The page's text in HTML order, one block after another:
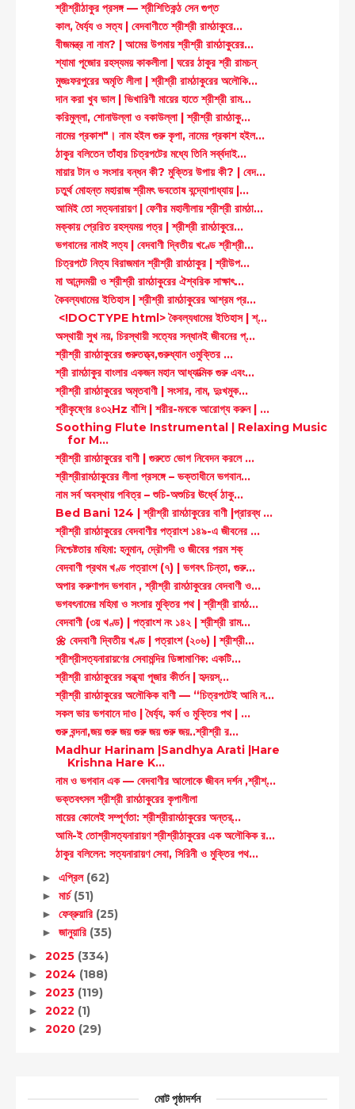
শ্রীশ্রীঠাকুর প্রসঙ্গ — শ্রীশিতিকন্ঠ সেন গুপ্ত
কাল, ধৈর্য্য ও সত্য | বেদবাণীতে শ্রীশ্রী রামঠাকুরে...
বীজমন্ত্র না নাম? | আমের উপমায় শ্রীশ্রী রামঠাকুরের...
শ্যামা পূজোর রহস্যময় কাকলীলা | ঘরের ঠাকুর শ্রী রামচন্
মুজঃফরপুরের অমৃতি লীলা | শ্রীশ্রী রামঠাকুরের অলৌকি...
দান করা খুব ভাল | ভিখারিণী মায়ের হাতে শ্রীশ্রী রাম...
করিমুল্লা, শোনাউল্লা ও বকাউল্লা | শ্রীশ্রী রামঠাকু...
নামের প্রকাশ"। নাম হইল গুরু কৃপা, নামের প্রকাশ হইল...
ঠাকুর বলিতেন তাঁহার চিত্রপটের মধ্যে তিনি সর্ব্বদাই...
মায়ার টান ও সংসার বন্ধন কী? মুক্তির উপায় কী? | বেদ...
চতুর্থ মোহন্ত মহারাজ শ্রীমৎ ভবতোষ বন্দ্যোপাধ্যায় |...
আমিই তো সত্যনারায়ণ | ফেণীর মহালীলায় শ্রীশ্রী রামঠা...
মক্কায় প্রেরিত রহস্যময় পত্র | শ্রীশ্রী রামঠাকুরে...
ভগবানের নামই সত্য | বেদবাণী দ্বিতীয় খণ্ডে শ্রীশ্রী...
চিত্রপটে নিত্য বিরাজমান শ্রীশ্রী রামঠাকুর | শ্রীউপ...
মা আনন্দময়ী ও শ্রীশ্রী রামঠাকুরের ঐশ্বরিক সাক্ষাৎ...
কৈবল্যধামের ইতিহাস | শ্রীশ্রী রামঠাকুরের আশ্রম প্র...
<!DOCTYPE html> কৈবল্যধামের ইতিহাস | শ্...
অস্থায়ী সুখ নয়, চিরস্থায়ী সত্যের সন্ধানই জীবনের প্...
শ্রীশ্রী রামঠাকুরের গুরুতত্ত্ব,গুরুধ্যান ওমুক্তির ...
শ্রী রামঠাকুর বাংলার একজন মহান আধ্যাত্মিক গুরু এবং...
শ্রীশ্রী রামঠাকুরের অমৃতবাণী | সংসার, নাম, দুঃখমুক...
শ্রীকৃষ্ণের ৪৩২Hz বাঁশি | শরীর-মনকে আরোগ্য করুন | ...
Soothing Flute Instrumental | Relaxing Music
for M...
শ্রীশ্রী রামঠাকুরের বাণী | গুরুতে ভোগ নিবেদন করলে ...
শ্রীশ্রীরামঠাকুরের লীলা প্রসঙ্গে – ভক্তাধীনে ভগবান...
নাম সর্ব অবস্থায় পবিত্র – শুচি-অশুচির ঊর্ধ্বে ঠাকু...
Bed Bani 124 | শ্রীশ্রী রামঠাকুরের বাণী |প্রারব্ধ ...
শ্রীশ্রী রামঠাকুরের বেদবাণীর পত্রাংশ ১৪৯-এ জীবনের ...
নিশ্চেষ্টতার মহিমা: হনুমান, দ্রৌপদী ও জীবের পরম শক্
বেদবাণী প্রথম খণ্ড পত্রাংশ (৭) | ভগবৎ চিন্তা, গুরু...
অপার করুণাপদ ভগবান , শ্রীশ্রী রামঠাকুরের বেদবাণী ও...
ভগবৎনামের মহিমা ও সংসার মুক্তির পথ | শ্রীশ্রী রামঠ...
বেদবাণী (৩য় খণ্ড) | পত্রাংশ নং ১৪২ | শ্রীশ্রী রাম...
🌼 বেদবাণী দ্বিতীয় খণ্ড | পত্রাংশ (২০৬) | শ্রীশ্রী...
শ্রীশ্রীসত্যনারায়ণের সেবামন্দির ডিঙ্গামাণিক: একটি...
শ্রীশ্রী রামঠাকুরের সন্ধ্যা পূজার কীর্তন | হৃদয়স্...
শ্রীশ্রী রামঠাকুরের অলৌকিক বাণী — “চিত্রপটেই আমি ন...
সকল ভার ভগবানে দাও | ধৈর্য্য, কর্ম ও মুক্তির পথ | ...
গুরু বন্দনা,জয় গুরু জয় গুরু জয় গুরু জয়..শ্রীশ্রী র...
Madhur Harinam |Sandhya Arati |Hare
Krishna Hare K...
নাম ও ভগবান এক — বেদবাণীর আলোকে জীবন দর্শন ,শ্রীশ্...
ভক্তবৎসল শ্রীশ্রী রামঠাকুরের কৃপালীলা
মায়ের কোলেই সম্পূর্ণতা: শ্রীশ্রীরামঠাকুরের অন্তর্...
আমি-ই তোশ্রীসত্যনারায়ণ শ্রীশ্রীঠাকুরের এক অলৌকিক র...
ঠাকুর বলিলেন: সত্যনারায়ণ সেবা, সিরিনী ও মুক্তির পথ...
► এপ্রিল (62)
► মার্চ(51)
► ফেব্রুয়ারি (25)
► জানুয়ারি (35)
► 2025 (334)
► 2024 (188)
► 2023 (119)
► 2022 (1)
► 2020 (29)
মোট পৃষ্ঠাদর্শন